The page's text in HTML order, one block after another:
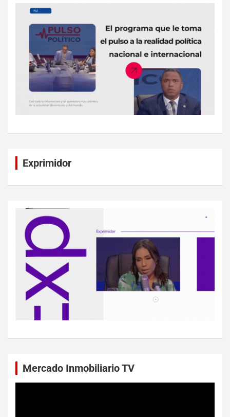
Exprimidor
Mercado Inmobiliario TV